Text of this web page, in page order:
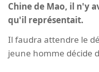
Chine de Mao, il n'y
qu'il représentait.
Il faudra attendre le
jeune homme décide